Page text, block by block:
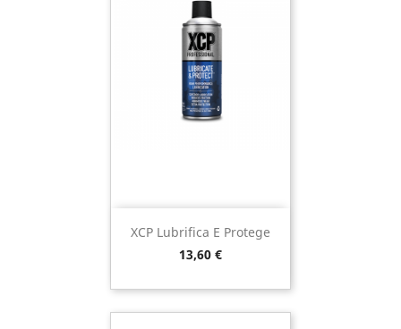
XCP Lubrifica E Protege
Preço
13,60 €